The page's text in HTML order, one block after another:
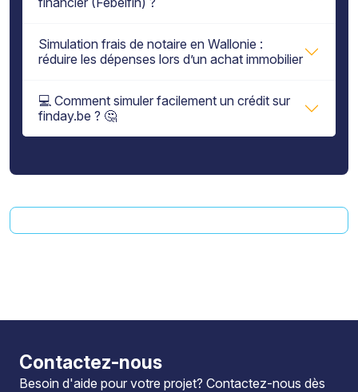
Simulation frais de notaire en Wallonie :
réduire les dépenses lors d’un achat immobilier
💻 Comment simuler facilement un crédit sur
finday.be ? 🤔
Contactez-nous
Besoin d'aide pour votre projet? Contactez-nous dès